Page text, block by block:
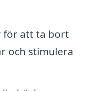
för att ta bort
och stimulera